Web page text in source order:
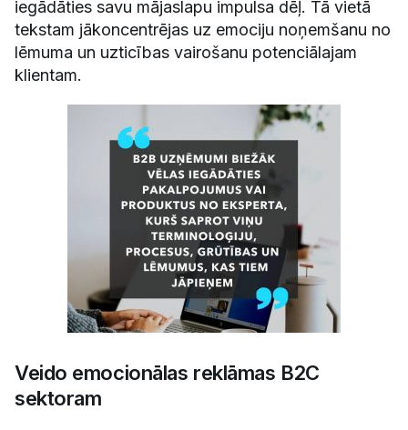
iegādāties savu mājaslapu impulsa dēļ. Tā vietā
tekstam jākoncentrējas uz emociju noņemšanu no
lēmuma un uzticības vairošanu potenciālajam
klientam.
Veido emocionālas reklāmas B2C
sektoram